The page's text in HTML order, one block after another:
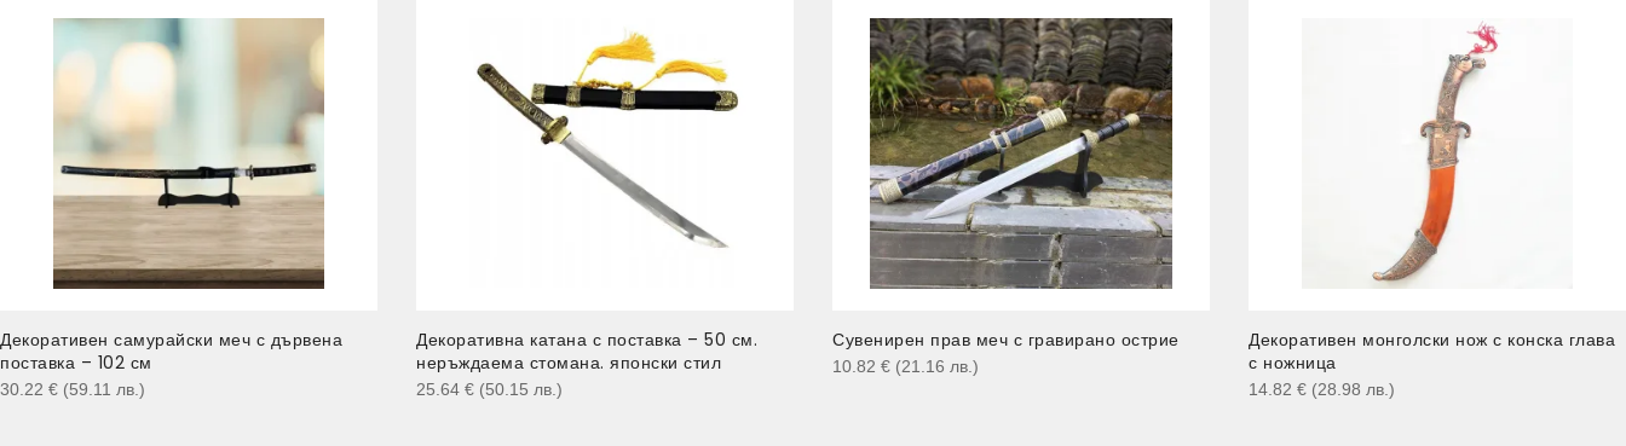
Декоративен самурайски меч с дървена
поставка – 102 см
30.22 € (59.11 лв. )
Декоративна катана с поставка – 50 см.
неръждаема стомана. японски стил
25.64 € (50.15 лв. )
Сувенирен прав меч с гравирано острие
10.82 € (21.16 лв. )
Декоративен монголски нож с конска глава
с ножница
14.82 € (28.98 лв. )